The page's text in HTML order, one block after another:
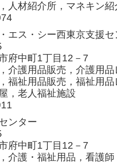
人材紹介所，マネキン紹
エス・シー西東京支援
府中町1丁目12－7
介護用品販売，介護用
福祉用品販売，福祉用
，老人福祉施設
ンター
府中町1丁目12－7
介護・福祉用品，看護